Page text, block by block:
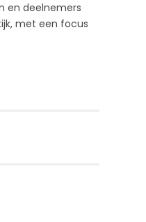
en deelnemers
met een focus